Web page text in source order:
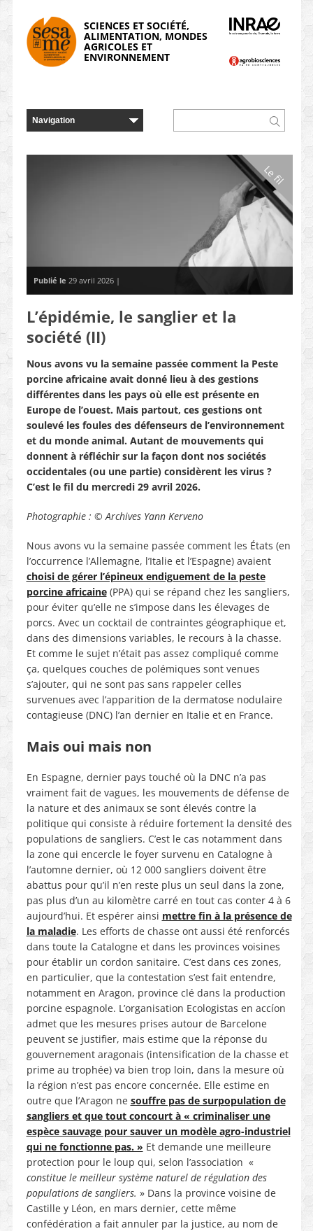
SCIENCES ET SOCIÉTÉ,
ALIMENTATION, MONDES
AGRICOLES ET
ENVIRONNEMENT
Le fil
Publié le 29 avril 2026 |
L’épidémie, le sanglier et la
société (II)
Nous avons vu la semaine passée comment la Peste
porcine africaine avait donné lieu à des gestions
différentes dans les pays où elle est présente en
Europe de l’ouest. Mais partout, ces gestions ont
soulevé les foules des défenseurs de l’environnement
et du monde animal. Autant de mouvements qui
donnent à réfléchir sur la façon dont nos sociétés
occidentales (ou une partie) considèrent les virus ?
C’est le fil du mercredi 29 avril 2026.
Photographie : © Archives Yann Kerveno
Nous avons vu la semaine passée comment les États (en
l’occurrence l’Allemagne, l’Italie et l’Espagne) avaient
choisi de gérer l’épineux endiguement de la peste
porcine africaine(PPA) qui se répand chez les sangliers,
pour éviter qu’elle ne s’impose dans les élevages de
porcs. Avec un cocktail de contraintes géographique et,
dans des dimensions variables, le recours à la chasse.
Et comme le sujet n’était pas assez compliqué comme
ça, quelques couches de polémiques sont venues
s’ajouter, qui ne sont pas sans rappeler celles
survenues avec l’apparition de la dermatose nodulaire
contagieuse (DNC) l’an dernier en Italie et en France.
Mais oui mais non
En Espagne, dernier pays touché où la DNC n’a pas
vraiment fait de vagues, les mouvements de défense de
la nature et des animaux se sont élevés contre la
politique qui consiste à réduire fortement la densité des
populations de sangliers. C’est le cas notamment dans
la zone qui encercle le foyer survenu en Catalogne à
l’automne dernier, où 12 000 sangliers doivent être
abattus pour qu’il n’en reste plus un seul dans la zone,
pas plus d’un au kilomètre carré en tout cas conter 4 à 6
aujourd’hui. Et espérer ainsi mettre fin à la présence de
la maladie. Les efforts de chasse ont aussi été renforcés
dans toute la Catalogne et dans les provinces voisines
pour établir un cordon sanitaire. C’est dans ces zones,
en particulier, que la contestation s’est fait entendre,
notamment en Aragon, province clé dans la production
porcine espagnole. L’organisation Ecologistas en accíon
admet que les mesures prises autour de Barcelone
peuvent se justifier, mais estime que la réponse du
gouvernement aragonais (intensification de la chasse et
prime au trophée) va bien trop loin, dans la mesure où
la région n’est pas encore concernée. Elle estime en
outre que l’Aragon ne souffre pas de surpopulation de
sangliers et que tout concourt à « criminaliser une
espèce sauvage pour sauver un modèle agro-industriel
qui ne fonctionne pas. » Et demande une meilleure
protection pour le loup qui, selon l’association «
constitue le meilleur système naturel de régulation des
populations de sangliers. » Dans la province voisine de
Castille y Léon, en mars dernier, cette même
confédération a fait annuler par la justice, au nom de